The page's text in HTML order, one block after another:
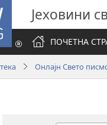
Јеховини
ПОЧЕТНА
Онлајн Свето